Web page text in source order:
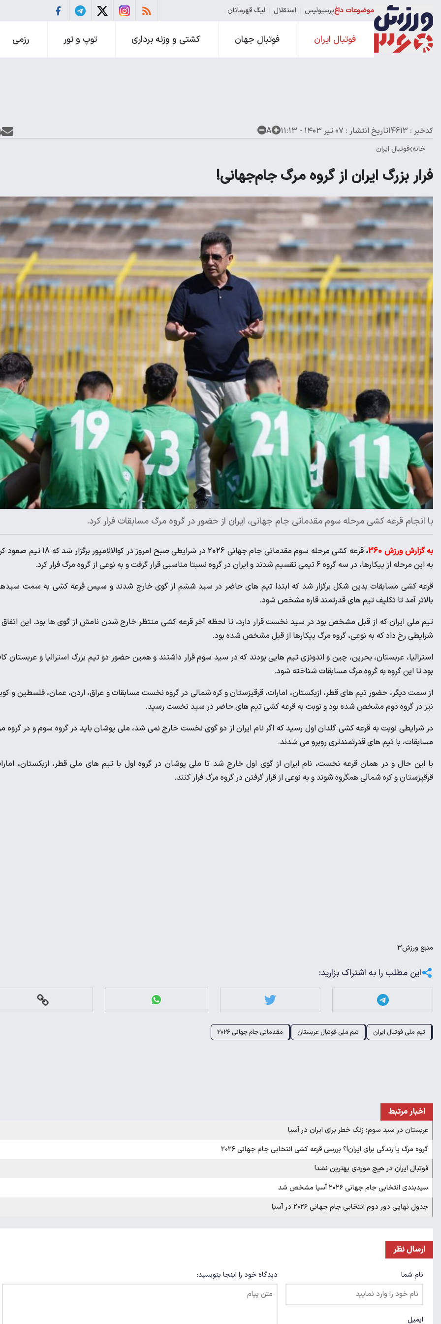
موضوعات داغپرسپولیس استقلال لیگ قهرمانان
فوتبال ایران فوتبال جهان کشتی و وزنه برداری توپ و تور رزمی
کدخبر : 14613 تاریخ انتشار : ۰۷ تیر ۱۴۰۳ - ۱۱:۱۳ A
خانه فوتبال ایران
فرار بزرگ ایران از گروه مرگ جام‌جهانی!
با انجام قرعه کشی مرحله سوم مقدماتی جام جهانی، ایران از حضور در گروه مرگ مسابقات فرار کرد.
به گزارش ورزش 360 ،
قرعه کشی مرحله سوم مقدماتی جام جهانی 2026 در شرایطی صبح امروز در کوالالامپور برگزار
به این مرحله از پیکارها، در سه گروه 6 تیمی تقسیم شدند و ایران در گروه نسبتا مناسبی قرار گرفت و به نوعی از گروه مرگ فرار کرد.
قرعه کشی مسابقات بدین شکل برگزار شد که ابتدا تیم های حاضر در سید ششم از گوی خارج شدند و سپس قرعه کشی به سمت
بالاتر آمد تا تکلیف تیم های قدرتمند قاره مشخص شود.
تیم ملی ایران که از قبل مشخص بود در سید نخست قرار دارد، تا لحظه آخر قرعه کشی منتظر خارج شدن نامش از گوی ها بود. این اتفاق
شرایطی رخ داد که به نوعی، گروه مرگ پیکارها از قبل مشخص شده بود.
استرالیا، عربستان، بحرین، چین و اندونزی تیم هایی بودند که در سید سوم قرار داشتند و همین حضور دو تیم بزرگ استرالیا و عربستان
بود تا این گروه به گروه مرگ مسابقات شناخته شود.
از سمت دیگر، حضور تیم های قطر، ازبکستان، امارات، قرقیزستان و کره شمالی در گروه نخست مسابقات و عراق، اردن، عمان، فلسطین و
نیز در گروه دوم مشخص شده بود و نوبت به قرعه کشی تیم های حاضر در سید نخست رسید.
در شرایطی نوبت به قرعه کشی گلدان اول رسید که اگر نام ایران از دو گوی نخست خارج نمی شد، ملی پوشان باید در گروه سوم و در گروه
مسابقات، با تیم های قدرتمندتری روبرو می شدند.
با این حال و در همان قرعه نخست، نام ایران از گوی اول خارج شد تا ملی پوشان در گروه اول با تیم های ملی قطر، ازبکستان،
قرقیزستان و کره شمالی همگروه شوند و به نوعی از قرار گرفتن در گروه مرگ فرار کنند.
منبعورزش3
این مطلب را به اشتراک بزارید:
تیم ملی فوتبال ایران تیم ملی فوتبال عربستان مقدماتی جام جهانی ۲۰۲۶
اخبار مرتبط
عربستان در سید سوم؛ زنگ خطر برای ایران در آسیا
گروه مرگ یا زندگی برای ایران!؟ بررسی قرعه کشی انتخابی جام جهانی ۲۰۲۶
فوتبال ایران در هیچ موردی بهترین نشد!
سیدبندی انتخابی جام جهانی ۲۰۲۶ آسیا مشخص شد
جدول نهایی دور دوم انتخابی جام جهانی ۲۰۲۶ در آسیا
ارسال نظر
نام شما
ایمیل
دیدگاه خود را اینجا بنویسید: